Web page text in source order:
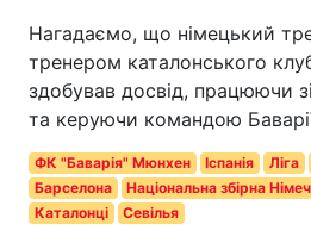
Нагадаємо, що німецький
тренером каталонського
здобував досвід, працюючи
та керуючи командою
ФК "Баварія" Мюнхен Іспанія Ліга
Барселона
Національна збірна
Каталонці
Севілья